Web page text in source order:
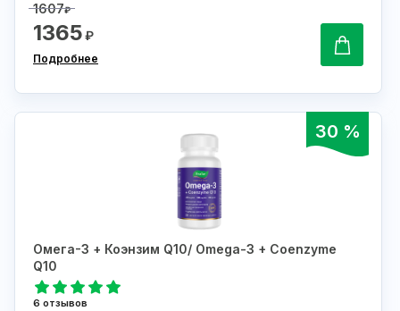
1607₽
1365₽
Подробнее
30 %
Омега-3 + Коэнзим Q10/ Omega-3 + Coenzyme
Q10
6 отзывов